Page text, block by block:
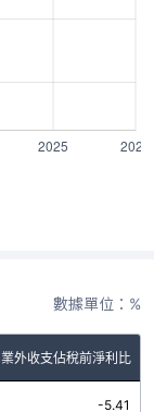
數據單位：%
業外收支佔稅前淨利比
-5.41